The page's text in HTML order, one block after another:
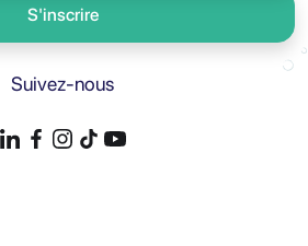
S'inscrire
Suivez-nous